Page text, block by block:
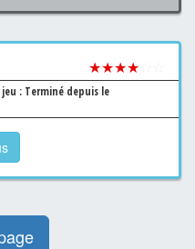
★★★★
: Terminé depuis le